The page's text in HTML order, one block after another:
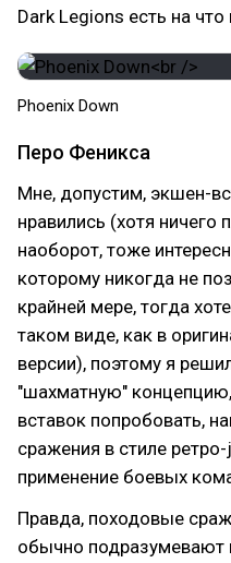
Dark Legions есть на
Phoenix Down
Перо Феникса
Мне, допустим, экшен-
нравились (хотя ничего
наоборот, тоже
которому никогда не
крайней мере, тогда
таком виде, как в
версии), поэтому я
"шахматную"
вставок попробовать,
сражения в стиле
применение боевых
Правда, походовые
обычно подразумевают